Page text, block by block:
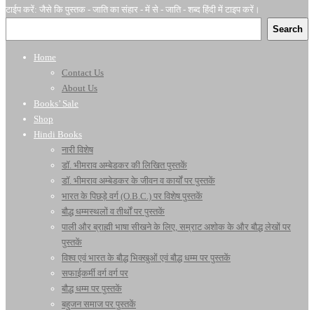
टाईप करें: जैसे कि पुस्तक - जाति का संहार - में से - जाति - शब्द हिंदी में टाइप करें।
Search
Home
Contact Us
About Us
Books’ Sale
Shop
Hindi Books
नारी विशेष
डॉ. भीमराव अम्बेडकर की लिखित पुस्तकें
डॉ. भीमराव अम्बेडकर के जीवन व कार्यों पर पुस्तकें
भारत के पिछड़े वर्ग (O.B.C.) पर विशेष पुस्तकें
बौद्ध धम्मस्थलों व तीर्थों पर पुस्तकें
पाली और ब्राह्मी भाषा सीखने के लिए, सम्राट अशोक के और बौद्ध लेखों पर
पुस्तकें
विश्व एवं भारत के बौद्ध भिक्खुओं एवं बौद्ध धम्म पर पुस्तकें
सफाईकर्मी वर्ग वर्ग पर
बौद्ध धम्म पर पुस्तकें
बहुजन समाज पर पुस्तकें